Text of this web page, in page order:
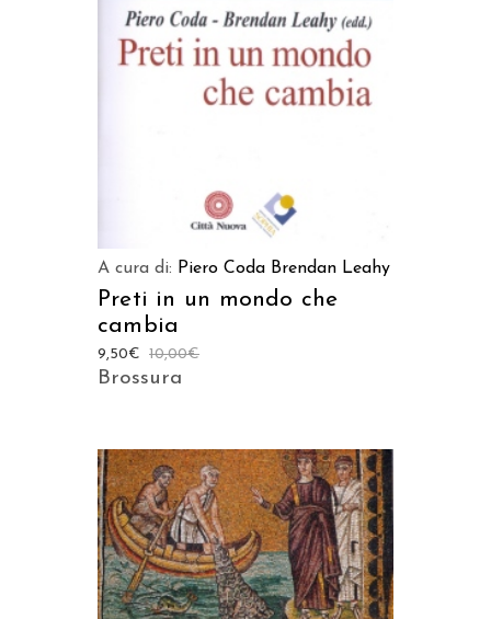
LEGGI TUTTO
A cura di: Piero Coda Brendan Leahy
Preti in un mondo che
cambia
10,00€
9,50€
Brossura